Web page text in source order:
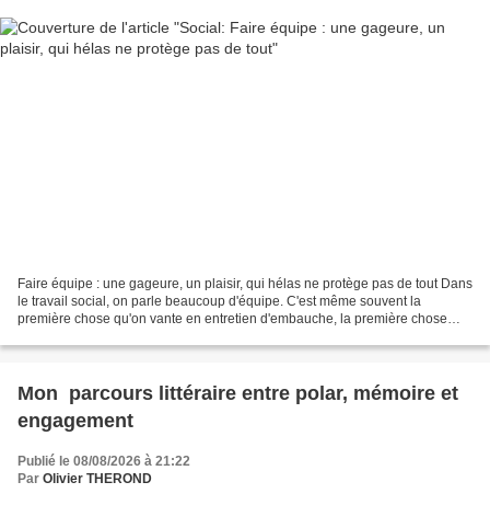
Faire équipe : une gageure, un plaisir, qui hélas ne protège pas de tout Dans
le travail social, on parle beaucoup d'équipe. C'est même souvent la
première chose qu'on vante en entretien d'embauche, la première chose
Mon parcours littéraire entre polar, mémoire et
engagement
Publié le 08/08/2026 à 21:22
Par Olivier THEROND